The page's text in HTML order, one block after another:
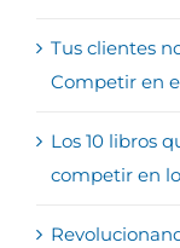
Tus clientes
Competir en
Los 10 libros
competir en